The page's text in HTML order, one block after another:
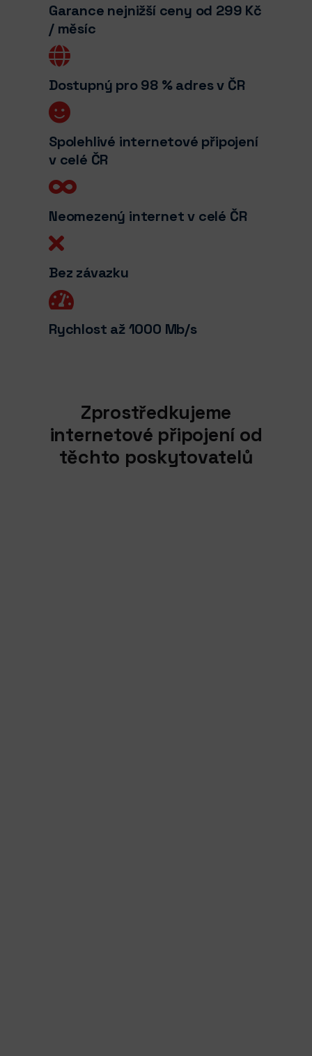
Garance nejnižší ceny od 299 Kč
/ měsíc
Dostupný pro 98 % adres v ČR
Spolehlivé internetové připojení
v celé ČR
Neomezený internet v celé ČR
Bez závazku
Rychlost až 1000 Mb/s
Zprostředkujeme
internetové připojení od
těchto poskytovatelů